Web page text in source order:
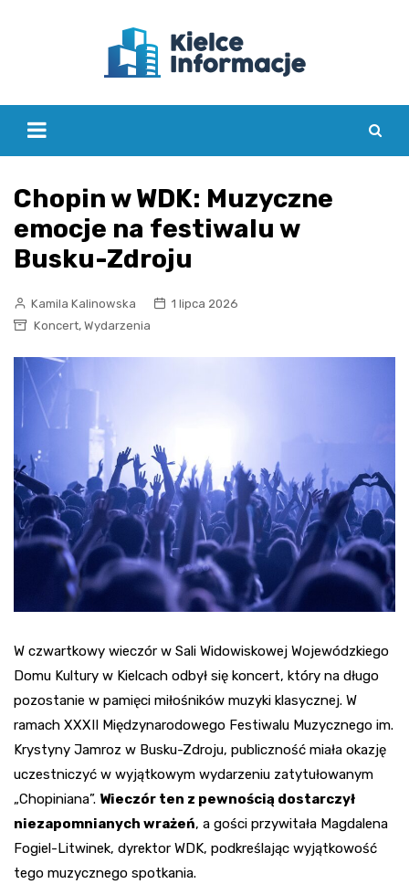
Chopin w WDK: Muzyczne
emocje na festiwalu w
Busku-Zdroju
Kamila Kalinowska
1 lipca 2026
Koncert, Wydarzenia
W czwartkowy wieczór w Sali Widowiskowej Wojewódzkiego
Domu Kultury w Kielcach odbył się koncert, który na długo
pozostanie w pamięci miłośników muzyki klasycznej. W
ramach XXXII Międzynarodowego Festiwalu Muzycznego im.
Krystyny Jamroz w Busku-Zdroju, publiczność miała okazję
uczestniczyć w wyjątkowym wydarzeniu zatytułowanym
„Chopiniana”. Wieczór ten z pewnością dostarczył
niezapomnianych wrażeń, a gości przywitała Magdalena
Fogiel-Litwinek, dyrektor WDK, podkreślając wyjątkowość
tego muzycznego spotkania.